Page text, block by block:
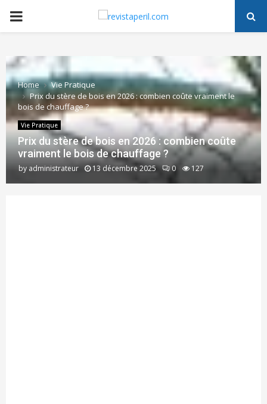
PRIMARY
Home
Vie Pratique
Prix du stère de bois en 2026 : combien coûte vraiment le
bois de chauffage ?
Vie Pratique
Prix du stère de bois en 2026 : combien coûte
vraiment le bois de chauffage ?
by administrateur 13 décembre 2025 0 127